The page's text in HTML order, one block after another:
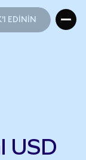
EDİNİN
USD